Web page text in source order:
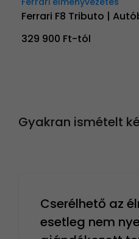
Ferrari F8 Tributo |
329 900 Ft-tól
Gyakran ismételt
Cserélhető az
esetleg nem